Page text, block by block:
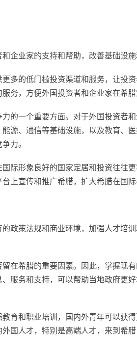
企业家的支持和帮助，改善基础设
多的低门槛投资渠道和服务，让投
务，方便外国投资者和企业家在希腊
的一个重要方面。对于外国投资者
源、通信等基础设施，以及教育、
力。
际形象良好的国家定居和投资往往
上宣传和推广希腊，扩大希腊在国际
政策法规和商业环境，加强人才培
在希腊的重要因素。因此，掌握现
服务和支持，可以帮助当地政府更
育和职业培训，国内外青年可以获
国人才，特别是高端人才，来到希